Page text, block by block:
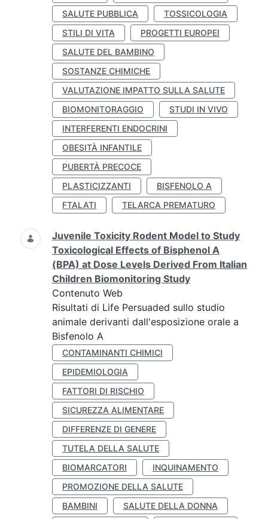
SALUTE PUBBLICA
TOSSICOLOGIA
STILI DI VITA
PROGETTI EUROPEI
SALUTE DEL BAMBINO
SOSTANZE CHIMICHE
VALUTAZIONE IMPATTO SULLA SALUTE
BIOMONITORAGGIO
STUDI IN VIVO
INTERFERENTI ENDOCRINI
OBESITÀ INFANTILE
PUBERTÀ PRECOCE
PLASTICIZZANTI
BISFENOLO A
FTALATI
TELARCA PREMATURO
Juvenile Toxicity Rodent Model to Study
Toxicological Effects of Bisphenol A
(BPA) at Dose Levels Derived From Italian
Children Biomonitoring Study
Contenuto Web
Risultati di Life Persuaded sullo studio
animale derivanti dall'esposizione orale a
Bisfenolo A
CONTAMINANTI CHIMICI
EPIDEMIOLOGIA
FATTORI DI RISCHIO
SICUREZZA ALIMENTARE
DIFFERENZE DI GENERE
TUTELA DELLA SALUTE
BIOMARCATORI
INQUINAMENTO
PROMOZIONE DELLA SALUTE
BAMBINI
SALUTE DELLA DONNA